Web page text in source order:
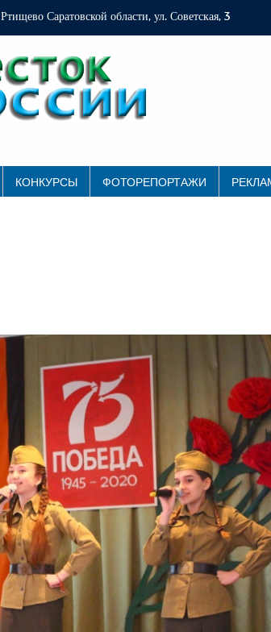
Саратовской области, ул. Советская, 3
КОНКУРСЫ ФОТОРЕПОРТАЖИ